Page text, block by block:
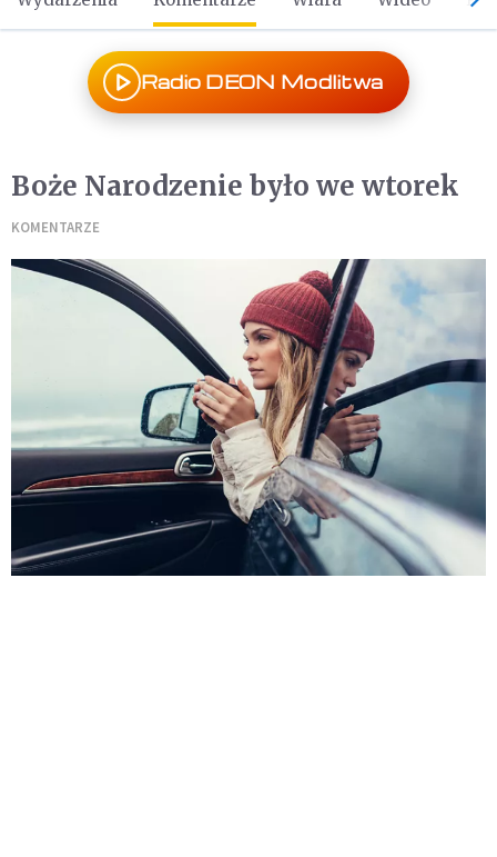
Radio DEON Modlitwa
Boże Narodzenie było we wtorek
KOMENTARZE